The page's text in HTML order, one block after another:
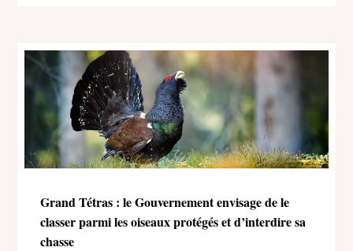
Grand Tétras : le Gouvernement envisage de le
classer parmi les oiseaux protégés et d’interdire sa
chasse